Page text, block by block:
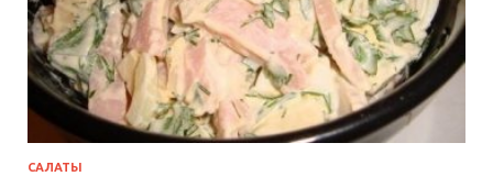
САЛАТЫ